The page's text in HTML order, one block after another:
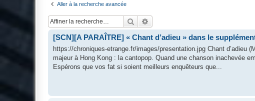
Aller à la recherche avancée
Rechercher
[SCN][A PARAÎTRE] « Chant d’adieu » dans le
https://chroniques-etrange.fr/images/presentation.jpg Chant d’adieu
majeur à Hong Kong : la cantopop. Quand une chanson inachevée
Espérons que vos fat si soient meilleurs enquêteurs que...